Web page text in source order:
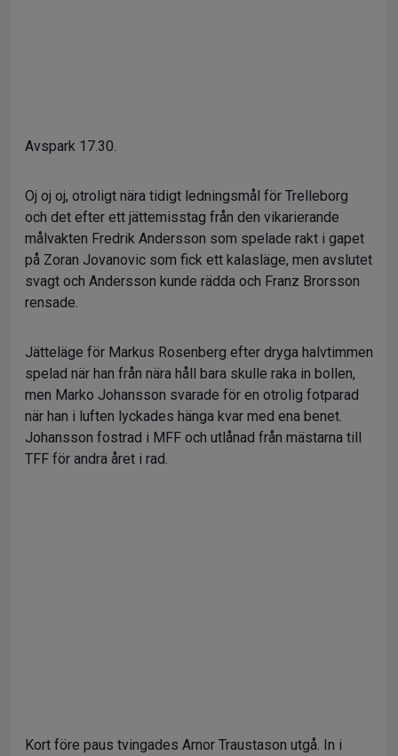
Avspark 17.30.
Oj oj oj, otroligt nära tidigt ledningsmål för Trelleborg
och det efter ett jättemisstag från den vikarierande
målvakten Fredrik Andersson som spelade rakt i gapet
på Zoran Jovanovic som fick ett kalasläge, men avslutet
svagt och Andersson kunde rädda och Franz Brorsson
rensade.
Jätteläge för Markus Rosenberg efter dryga halvtimmen
spelad när han från nära håll bara skulle raka in bollen,
men Marko Johansson svarade för en otrolig fotparad
när han i luften lyckades hänga kvar med ena benet.
Johansson fostrad i MFF och utlånad från mästarna till
TFF för andra året i rad.
Kort före paus tvingades Arnor Traustason utgå. In i